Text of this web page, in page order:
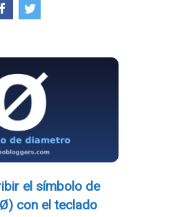
el símbolo de
con el teclado